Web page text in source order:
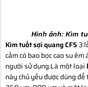
Hình ảnh:Kìm
Kìm tuốt sợi quang CFS3
cầm có bao bọc cao su
người sử dụng.Là một loại
này chủ yếu được dùng